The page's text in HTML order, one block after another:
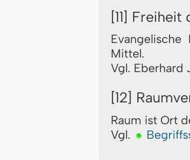
[11]
Mittel.
Vgl. Eberhard
[12]
Raum ist Ort
Vgl.